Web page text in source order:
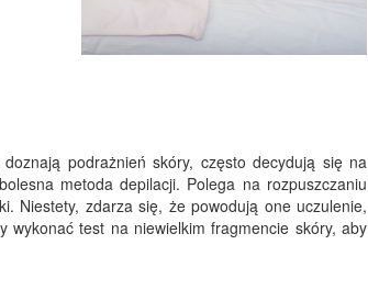
podrażnień skóry, często decydują się na
metoda depilacji. Polega na rozpuszczaniu
Niestety, zdarza się, że powodują one uczulenie,
wykonać test na niewielkim fragmencie skóry, aby